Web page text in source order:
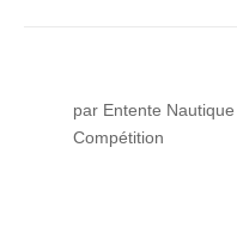
par Entente Nautique
Compétition